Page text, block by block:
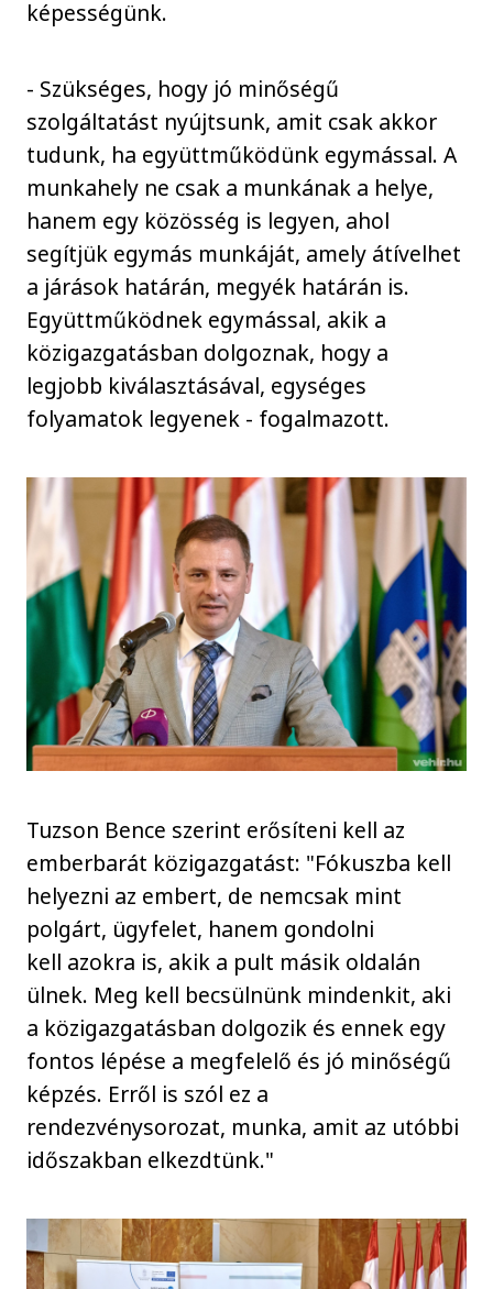
képességünk.
- Szükséges, hogy jó minőségű
szolgáltatást nyújtsunk, amit csak akkor
tudunk, ha együttműködünk egymással. A
munkahely ne csak a munkának a helye,
hanem egy közösség is legyen, ahol
segítjük egymás munkáját, amely átívelhet
a járások határán, megyék határán is.
Együttműködnek egymással, akik a
közigazgatásban dolgoznak, hogy a
legjobb kiválasztásával, egységes
folyamatok legyenek - fogalmazott.
Tuzson Bence szerint erősíteni kell az
emberbarát közigazgatást: "Fókuszba kell
helyezni az embert, de nemcsak mint
polgárt, ügyfelet, hanem gondolni
kell azokra is, akik a pult másik oldalán
ülnek. Meg kell becsülnünk mindenkit, aki
a közigazgatásban dolgozik és ennek egy
fontos lépése a megfelelő és jó minőségű
képzés. Erről is szól ez a
rendezvénysorozat, munka, amit az utóbbi
időszakban elkezdtünk."